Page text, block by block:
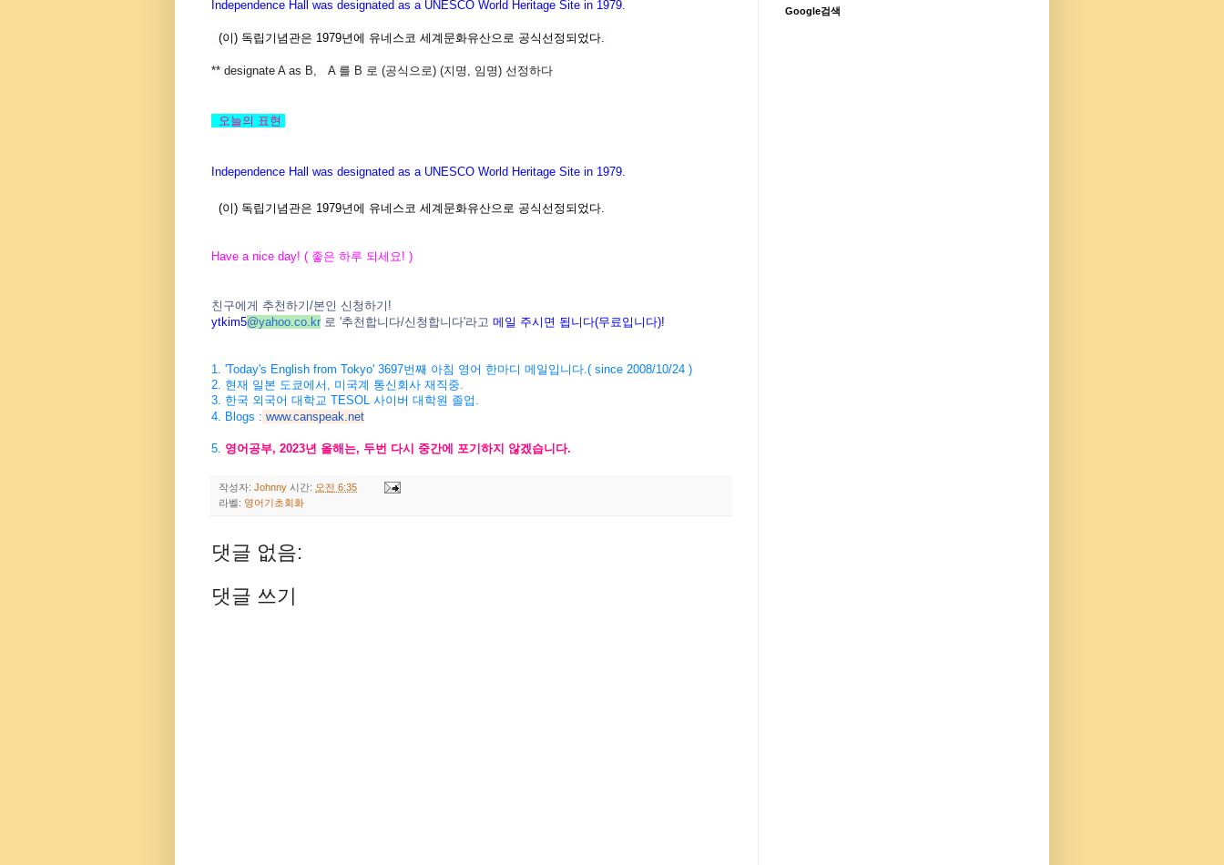
Independence Hall was designated as a UNESCO World Heritage Site in 1979.
(이) 독립기념관은 1979년에 유네스코 세계문화유산으로 공식선정되었다.
** designate A as B, A 를 B 로 (공식으로) (지명, 임명) 선정하다
오늘의 표현
Independence Hall was designated as a UNESCO World Heritage Site in 1979.
(이) 독립기념관은 1979년에 유네스코 세계문화유산으로 공식선정되었다.
Have a nice day! ( 좋은 하루 되세요 ! )
친구에게 추천하기/본인 신청하기 !
ytkim5@yahoo.co.kr 로 '추천합니다/신청 합니다'라고 메일 주시면 됩니다(무료입니다)!
1. 'Today's English from Tokyo' 3697번째 아침 영어 한마디 메일입니다 .( since 2008/10/24 )
2. 현재 일본 도쿄에서 미국계 통신회사 재직중
3. 한국 외국어 대학교 TESOL 사이버 대학원 졸업
4. Blogs : www.canspeak.net
5. 영어공부, 2023년 올해는, 두번 다시 중간에 포기하지 않겠습니다.
작성자: Johnny 시간: 오전 6:35
라벨: 영어기초회화
댓글 없음:
댓글 쓰기
Google검색